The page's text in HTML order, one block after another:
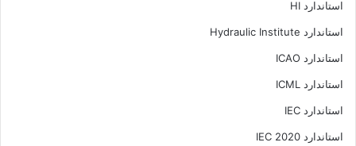
استاندارد HI
استاندارد Hydraulic Institute
استاندارد ICAO
استاندارد ICML
استاندارد IEC
استاندارد IEC 2020